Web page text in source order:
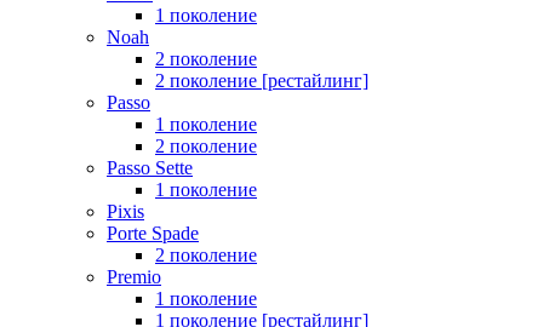
1 поколение
Noah
2 поколение
2 поколение [рестайлинг]
Passo
1 поколение
2 поколение
Passo Sette
1 поколение
Pixis
Porte Spade
2 поколение
Premio
1 поколение
1 поколение [рестайлинг]